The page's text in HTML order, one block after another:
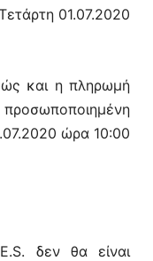
01.07.2020
και η πληρωμή
ώρα 10:00
δεν θα είναι